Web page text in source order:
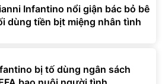
Infantino nổi giận bác bỏ bê
dùng tiền bịt miệng nhân tình
bị tố dùng ngân sách